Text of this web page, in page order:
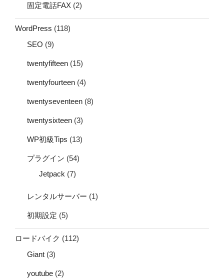
固定電話FAX (2)
WordPress (118)
SEO (9)
twentyfifteen (15)
twentyfourteen (4)
twentyseventeen (8)
twentysixteen (3)
WP初級Tips (13)
プラグイン (54)
Jetpack (7)
レンタルサーバー (1)
初期設定 (5)
ロードバイク (112)
Giant (3)
youtube (2)